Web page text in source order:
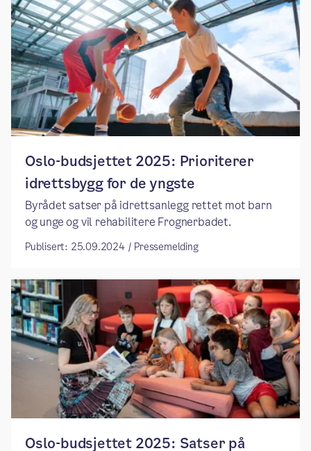
Oslo-budsjettet 2025: Prioriterer
idrettsbygg for de yngste
Byrådet satser på idrettsanlegg rettet mot barn
og unge og vil rehabilitere Frognerbadet.
Publisert: 25.09.2024 / Pressemelding
Oslo-budsjettet 2025: Satser på